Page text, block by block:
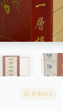
8 фото